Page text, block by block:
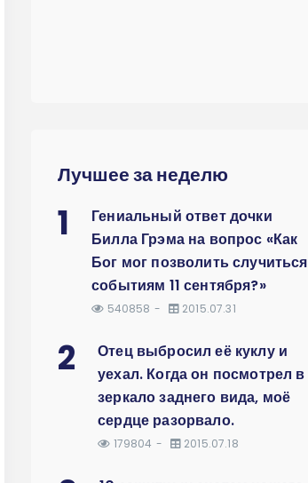
Лучшее за неделю
1
Гениальный ответ дочки
Билла Грэма на вопрос «Как
Бог мог позволить случиться
событиям 11 сентября?»
540858 2015.07.31
2
Отец выбросил её куклу и
уехал. Когда он посмотрел в
зеркало заднего вида, моё
сердце разорвало.
179804 2015.07.18